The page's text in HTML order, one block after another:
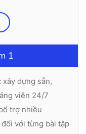
1
dựng sẵn,
viên 24/7
trợ nhiều
với từng bài tập